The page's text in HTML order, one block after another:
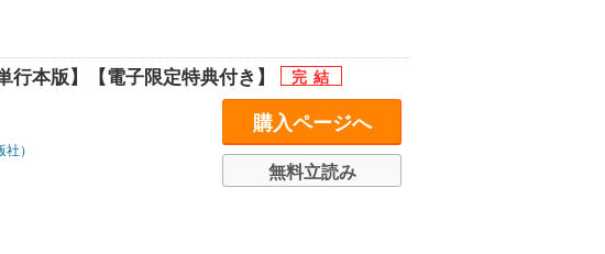
本版】【電子限定特典付き】
）
購入ページへ
無料立読み